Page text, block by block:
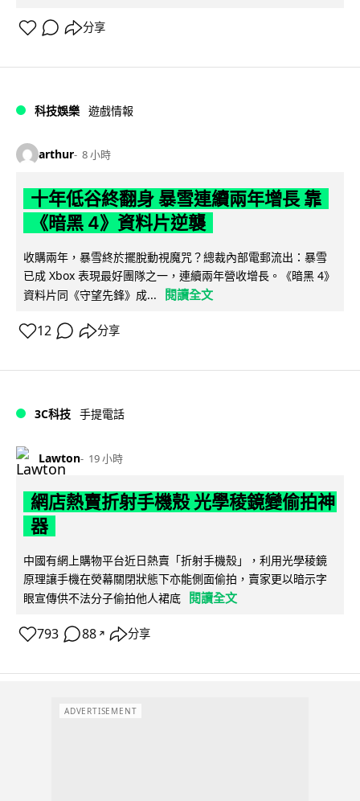
分享
科技娛樂 遊戲情報
arthur 8 小時
十年低谷終翻身 暴雪連續兩年增長 靠
《暗黑 4》資料片逆襲
收購兩年，暴雪終於擺脫動視魔咒？總裁內部電郵流出：暴雪
已成 Xbox 表現最好團隊之一，連續兩年營收增長。《暗黑 4》
資料片同《守望先鋒》成...
閱讀全文
12 分享
3C科技 手提電話
Lawton 19 小時
網店熱賣折射手機殼 光學稜鏡變偷拍神
器
中國有網上購物平台近日熱賣「折射手機殼」，利用光學稜鏡
原理讓手機在熒幕關閉狀態下亦能側面偷拍，賣家更以暗示字
眼宣傳供不法分子偷拍他人裙底
閱讀全文
793 88 ↗ 分享
ADVERTISEMENT